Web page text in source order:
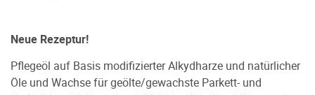
Neue Rezeptur!
Pflegeöl auf Basis modifizierter Alkydharze und natürlicher
Öle und Wachse für geölte/gewachste Parkett- und